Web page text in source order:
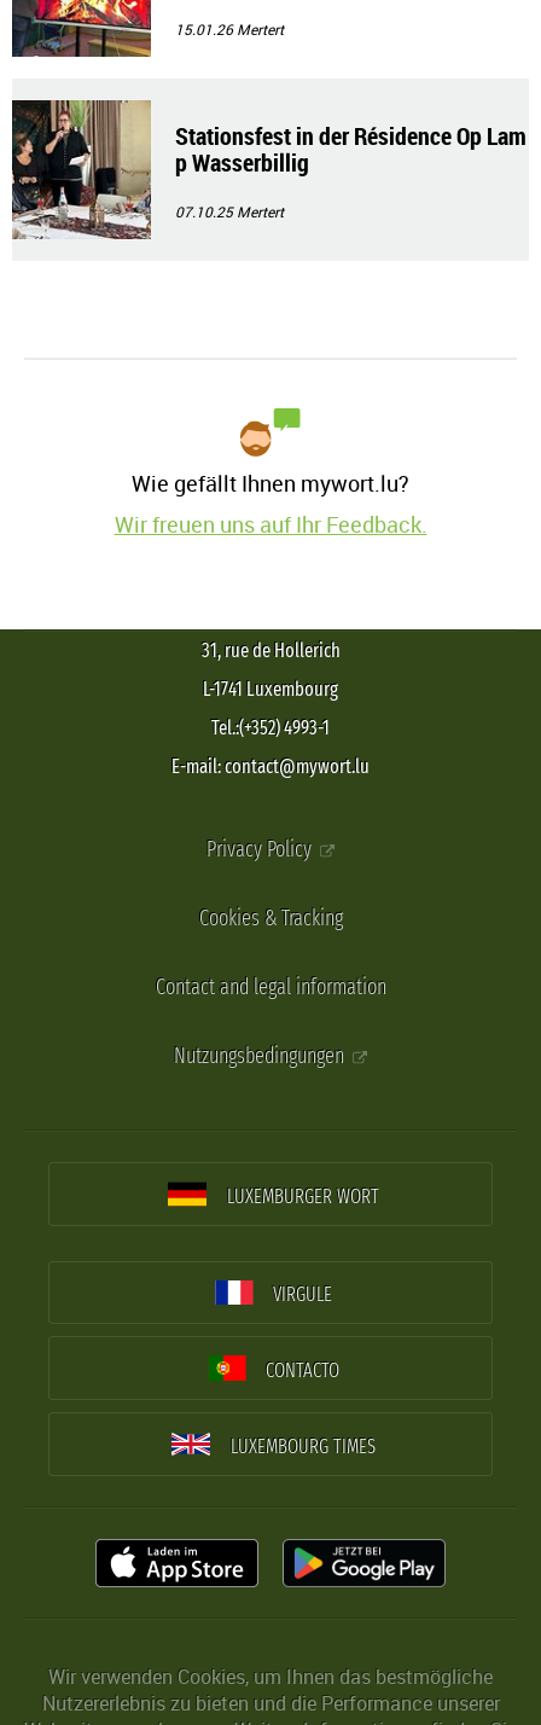
15.01.26Mertert
Stationsfest in der Résidence Op Lam
p Wasserbillig
07.10.25Mertert
Wie gefällt Ihnen mywort.lu?
Wir freuen uns auf Ihr Feedback.
31, rue de Hollerich
L-1741 Luxembourg
Tel.:(+352) 4993-1
E-mail: contact@mywort.lu
Privacy Policy
Cookies & Tracking
Contact and legal information
Nutzungsbedingungen
LUXEMBURGER WORT
VIRGULE
CONTACTO
LUXEMBOURG TIMES
Wir verwenden Cookies, um Ihnen das bestmögliche
Nutzererlebnis zu bieten und die Performance unserer